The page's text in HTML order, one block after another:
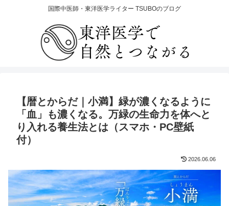
国際中医師・東洋医学ライター TSUBOのブログ
【暦とからだ｜小満】緑が濃くなるように
「血」も濃くなる。万緑の生命力を体へと
り入れる養生法とは（スマホ・PC壁紙
付）
2026.06.06